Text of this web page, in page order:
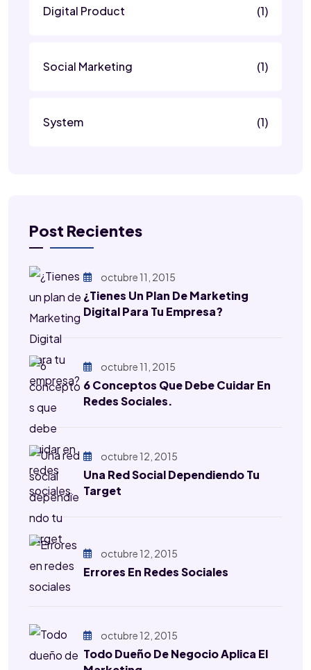
Digital Product (1)
Social Marketing (1)
System (1)
Post Recientes
octubre 11, 2015
¿Tienes Un Plan De Marketing
Digital Para Tu Empresa?
octubre 11, 2015
6 Conceptos Que Debe Cuidar En
Redes Sociales.
octubre 12, 2015
Una Red Social Dependiendo Tu
Target
octubre 12, 2015
Errores En Redes Sociales
octubre 12, 2015
Todo Dueño De Negocio Aplica El